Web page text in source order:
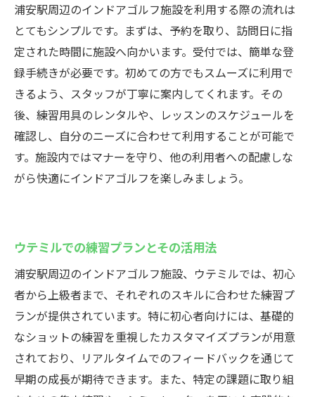
浦安駅周辺のインドアゴルフ施設を利用する際の流れは
とてもシンプルです。まずは、予約を取り、訪問日に指
定された時間に施設へ向かいます。受付では、簡単な登
録手続きが必要です。初めての方でもスムーズに利用で
きるよう、スタッフが丁寧に案内してくれます。その
後、練習用具のレンタルや、レッスンのスケジュールを
確認し、自分のニーズに合わせて利用することが可能で
す。施設内ではマナーを守り、他の利用者への配慮しな
がら快適にインドアゴルフを楽しみましょう。
ウテミルでの練習プランとその活用法
浦安駅周辺のインドアゴルフ施設、ウテミルでは、初心
者から上級者まで、それぞれのスキルに合わせた練習プ
ランが提供されています。特に初心者向けには、基礎的
なショットの練習を重視したカスタマイズプランが用意
されており、リアルタイムでのフィードバックを通じて
早期の成長が期待できます。また、特定の課題に取り組